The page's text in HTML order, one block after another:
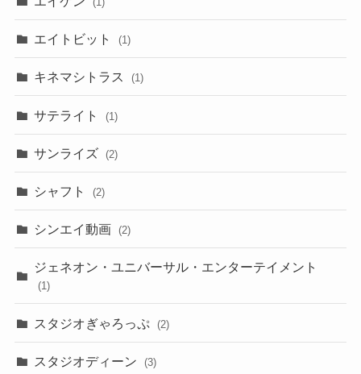
エイトビット (1)
キネマシトラス (1)
サテライト (1)
サンライズ (2)
シャフト (2)
シンエイ動画 (2)
ジェネオン・ユニバーサル・エンターテイメント
(1)
スタジオぎゃろっぷ (2)
スタジオディーン (3)